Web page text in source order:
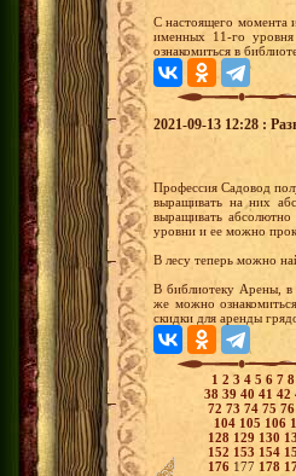
С настоящего момента
именных 11-го
ознакомиться в
2021-09-13 12:28 :
Профессия Садовод
выращивать на них
выращивать
уровни и ее можно
В лесу теперь можно
В библиотеку Арены, в
же можно
скидки для аренды
1 2 3 4 5 6 7 8
38 39 40 41 42
72 73 74 75 76
104 105 106
128 129 130
152 153 154
176 177 178